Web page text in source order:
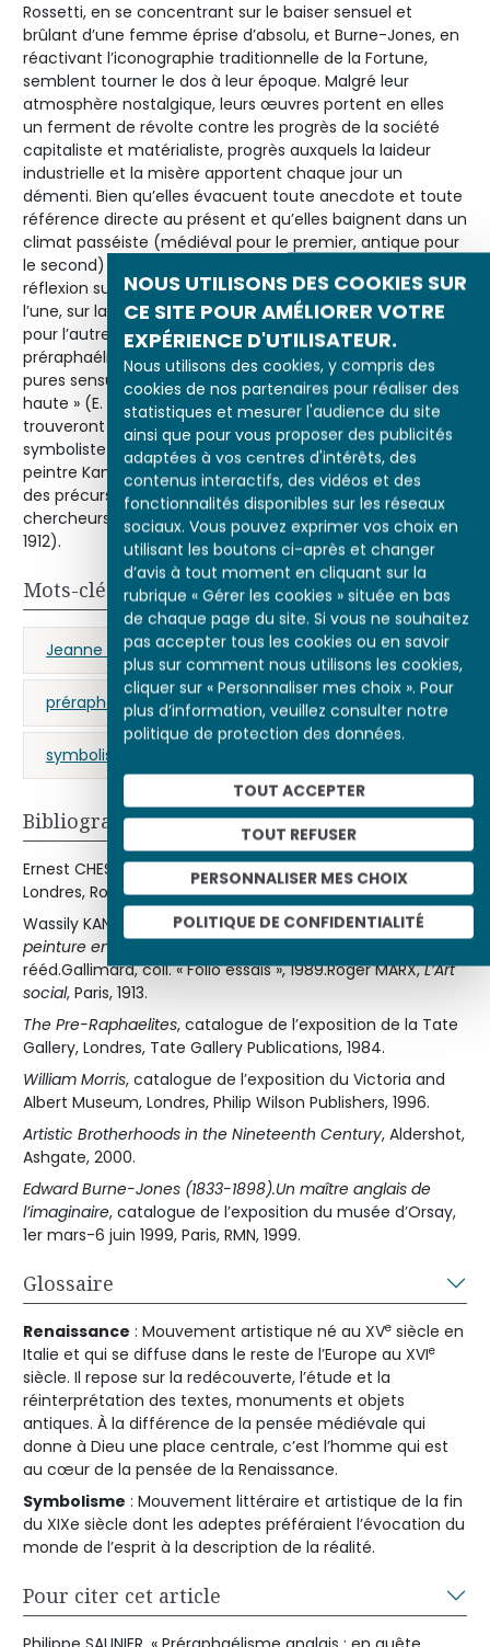
NOUS UTILISONS DES COOKIES SUR
CE SITE POUR AMÉLIORER VOTRE
EXPÉRIENCE D'UTILISATEUR.
Nous utilisons des cookies, y compris des
cookies de nos partenaires pour réaliser des
statistiques et mesurer l'audience du site
ainsi que pour vous proposer des publicités
adaptées à vos centres d'intérêts, des
contenus interactifs, des vidéos et des
fonctionnalités disponibles sur les réseaux
sociaux. Vous pouvez exprimer vos choix en
utilisant les boutons ci-après et changer
d’avis à tout moment en cliquant sur la
rubrique « Gérer les cookies » située en bas
de chaque page du site. Si vous ne souhaitez
pas accepter tous les cookies ou en savoir
plus sur comment nous utilisons les cookies,
cliquer sur « Personnaliser mes choix ». Pour
plus d’information, veuillez consulter notre
politique de protection des données.
TOUT ACCEPTER
TOUT REFUSER
PERSONNALISER MES CHOIX
POLITIQUE DE CONFIDENTIALITÉ
Rossetti, en se concentrant sur le baiser sensuel et
brûlant d’une femme éprise d’absolu, et Burne-Jones, en
réactivant l’iconographie traditionnelle de la Fortune,
semblent tourner le dos à leur époque. Malgré leur
atmosphère nostalgique, leurs œuvres portent en elles
un ferment de révolte contre les progrès de la société
capitaliste et matérialiste, progrès auxquels la laideur
industrielle et la misère apportent chaque jour un
démenti. Bien qu’elles évacuent toute anecdote et toute
référence directe au présent et qu’elles baignent dans un
climat passéiste (médiéval pour le premier, antique pour
le second) et de légende, ces toiles invitent aussi à une
réflexion sur la haute valeur morale de la sincérité pour
l’une, sur la vanité du progrès face aux drames humains
pour l’autre. Réinvesties de sens, les peintures
préraphaélites expriment « la joie fort noble d’ajouter aux
pures sensualités du regard l’émotion d’une pensée plus
haute » (E. Chesneau, 1882). Dès les années 1880, elles
trouveront naturellement des échos dans le mouvement
symboliste naissant, épris d’idéal et de transcendance. Le
peintre Kandinsky verra même dans les préraphaélites
des précurseurs de l’abstraction : « Ceux-là sont les
chercheurs de l’intérieur, dans l’extérieur » (W. Kandinsky,
1912).
Mots-clés
Jeanne d’Arc Moyen Âge
préraphaélisme Royaume-Uni
symbolisme
Bibliographie
Ernest CHESNEAU,Artistes anglais contemporains, Paris-
Londres, Rouam-Remington, 1882.
Wassily KANDINSKY,
Du spirituel dans l’art, et dans la
peinture en particulier
rééd.Gallimard, coll. « Folio essais », 1989.Roger MARX,L’Art
social, Paris, 1913.
The Pre-Raphaelites, catalogue de l’exposition de la Tate
Gallery, Londres, Tate Gallery Publications, 1984.
William Morris, catalogue de l’exposition du Victoria and
Albert Museum, Londres, Philip Wilson Publishers, 1996.
Artistic Brotherhoods in the Nineteenth Century, Aldershot,
Ashgate, 2000.
Edward Burne-Jones (1833-1898).Un maître anglais de
l’imaginaire, catalogue de l’exposition du musée d’Orsay,
1er mars-6 juin 1999, Paris, RMN, 1999.
Glossaire
Renaissance : Mouvement artistique né au XVe siècle en
Italie et qui se diffuse dans le reste de l’Europe au XVIe
siècle. Il repose sur la redécouverte, l’étude et la
réinterprétation des textes, monuments et objets
antiques. À la différence de la pensée médiévale qui
donne à Dieu une place centrale, c’est l’homme qui est
au cœur de la pensée de la Renaissance.
Symbolisme : Mouvement littéraire et artistique de la fin
du XIXe siècle dont les adeptes préféraient l’évocation du
monde de l’esprit à la description de la réalité.
Pour citer cet article